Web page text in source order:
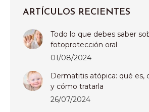
ARTÍCULOS RECIENTES
Todo lo que debes saber
fotoprotección oral
01/08/2024
Dermatitis atópica: qué es,
y cómo tratarla
26/07/2024